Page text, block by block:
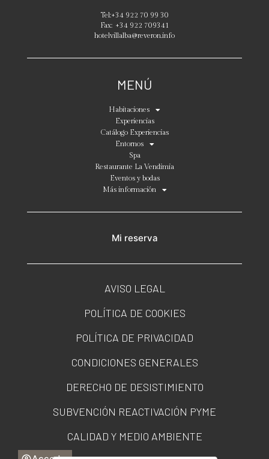
Tel:+34 922 70 99 30
Fax: +34 922 709341
hotelvillalba@reveron.info
MENÚ
Habitaciones
Experiencias
Catálogo Experiencias
Entornos
Spa
Restaurante La Vendimia
Eventos y bodas
Más información
Mi reserva
AVISO LEGAL
POLÍTICA DE COOKIES
POLÍTICA DE PRIVACIDAD
CONDICIONES GENERALES
DERECHO DE DESISTIMIENTO
SUBVENCIÓN REACTIVACIÓN PYME
CALIDAD Y MEDIO AMBIENTE